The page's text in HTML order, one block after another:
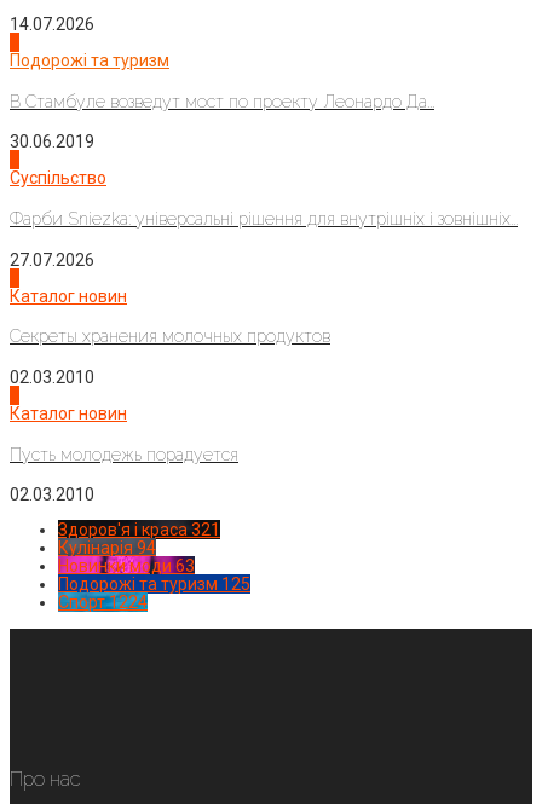
14.07.2026
Подорожі та туризм
В Стамбуле возведут мост по проекту Леонардо Да...
30.06.2019
Суспільство
Фарби Sniezka: універсальні рішення для внутрішніх і зовнішніх...
27.07.2026
Каталог новин
Секреты хранения молочных продуктов
02.03.2010
Каталог новин
Пусть молодежь порадуется
02.03.2010
Здоров'я і краса 321
Кулінарія 94
Новинки моди 63
Подорожі та туризм 125
Спорт1224
Про нас